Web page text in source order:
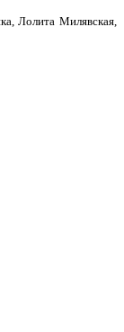
Лолита Милявская,